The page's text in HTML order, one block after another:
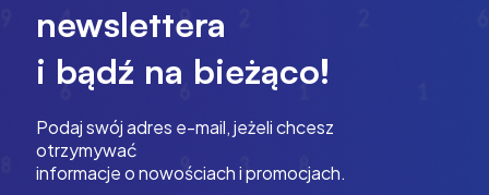
newslettera
i bądź na bieżąco!
Podaj swój adres e-mail, jeżeli chcesz
otrzymywać
informacje o nowościach i promocjach.